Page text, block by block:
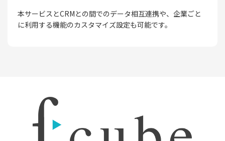
本サービスとCRMとの間でのデータ相互連携や、企業ごと
に利用する機能のカスタマイズ設定も可能です。